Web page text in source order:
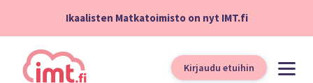
Ikaalisten Matkatoimisto on nyt IMT.fi
Kirjaudu etuihin